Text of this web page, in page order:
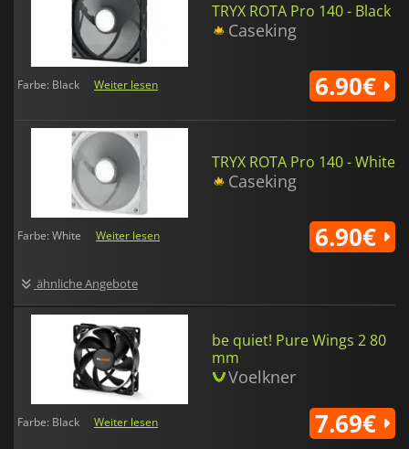
TRYX ROTA Pro 140 - Black
Caseking
Farbe: Black Weiter lesen 6.90€
TRYX ROTA Pro 140 - White
Caseking
Farbe: White Weiter lesen
ähnliche Angebote
6.90€
be quiet! Pure Wings 2 80
mm
Voelkner
Farbe: Black Weiter lesen 7.69€